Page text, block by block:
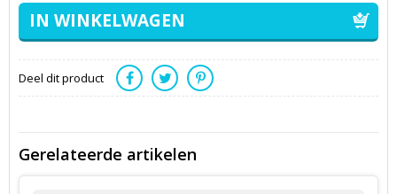
Deel dit product
Gerelateerde artikelen